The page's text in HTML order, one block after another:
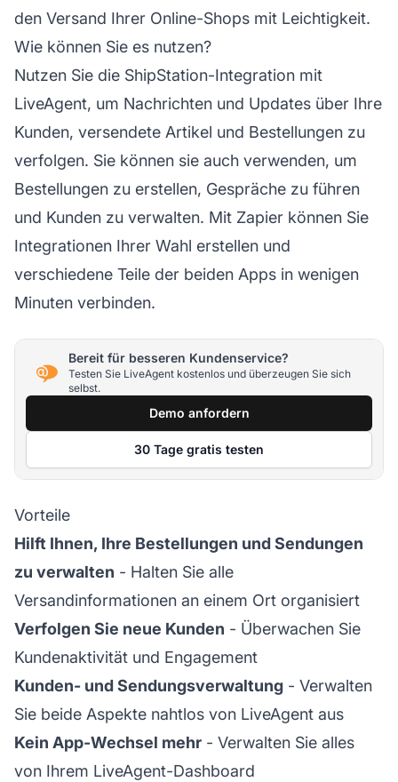
den Versand Ihrer Online-Shops mit Leichtigkeit.
Wie können Sie es nutzen?
Nutzen Sie die ShipStation-Integration mit
LiveAgent, um Nachrichten und Updates über Ihre
Kunden, versendete Artikel und Bestellungen zu
verfolgen. Sie können sie auch verwenden, um
Bestellungen zu erstellen, Gespräche zu führen
und Kunden zu verwalten. Mit Zapier können Sie
Integrationen Ihrer Wahl erstellen und
verschiedene Teile der beiden Apps in wenigen
Minuten verbinden.
Bereit für besseren Kundenservice?
Testen Sie LiveAgent kostenlos und überzeugen Sie sich
selbst.
Demo anfordern
30 Tage gratis testen
Vorteile
Hilft Ihnen, Ihre Bestellungen und Sendungen
zu verwalten - Halten Sie alle
Versandinformationen an einem Ort organisiert
Verfolgen Sie neue Kunden - Überwachen Sie
Kundenaktivität und Engagement
Kunden- und Sendungsverwaltung - Verwalten
Sie beide Aspekte nahtlos von LiveAgent aus
Kein App-Wechsel mehr - Verwalten Sie alles
von Ihrem LiveAgent-Dashboard